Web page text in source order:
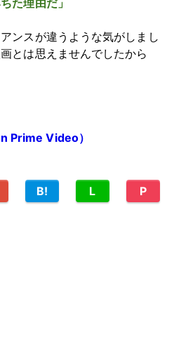
た理由だ」
ンスが違うような気がしまし
とは思えませんでしたから
Prime Video）
B! L P